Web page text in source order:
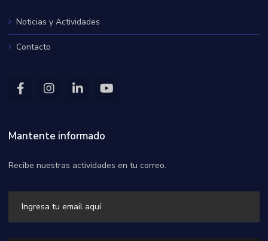
Noticias y Actividades
Contacto
Mantente informado
Recibe nuestras actividades en tu correo.